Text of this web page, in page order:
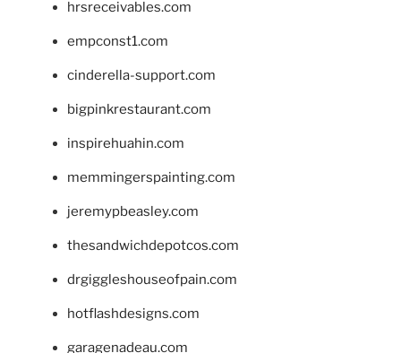
hrsreceivables.com
empconst1.com
cinderella-support.com
bigpinkrestaurant.com
inspirehuahin.com
memmingerspainting.com
jeremypbeasley.com
thesandwichdepotcos.com
drgiggleshouseofpain.com
hotflashdesigns.com
garagenadeau.com